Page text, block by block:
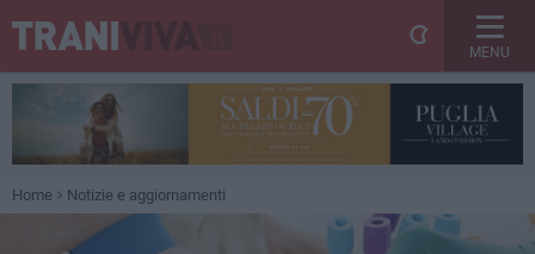
MENU
Home Notizie e aggiornamenti